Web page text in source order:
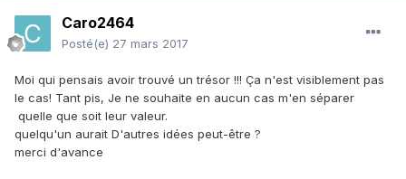
Caro2464
Posté(e) 27 mars 2017
Moi qui pensais avoir trouvé un trésor !!! Ça n'est visiblement pas
le cas! Tant pis, Je ne souhaite en aucun cas m'en séparer
quelle que soit leur valeur.
quelqu'un aurait D'autres idées peut-être ?
merci d'avance